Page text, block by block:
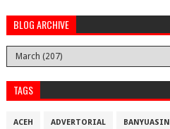
BLOG ARCHIVE
TAGS
ACEH ADVERTORIAL BANYUASIN